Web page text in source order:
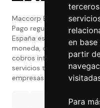
en
partir
Para
Maccorp Exact Change es
Pago regulada y con
España especializada en
moneda, divisas,
cobros internacionales
servicios tanto a
empresas.